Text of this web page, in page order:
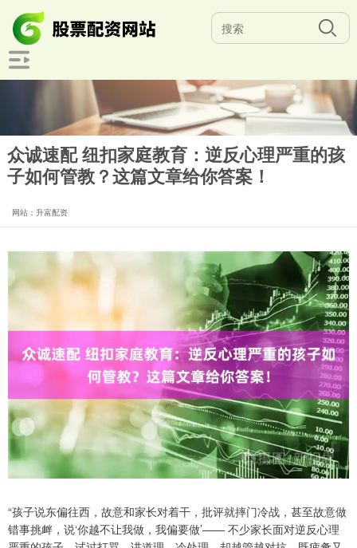
众诚速配 纽扣家庭教育：逆反心理严重的孩
子如何管教？这篇文章给你答案！
网站：升富配资
“孩子说东偏往西，故意和家长对着干，批评就摔门冷战，甚至故意做
错事挑衅，说‘你越不让我做，我偏要做’—— 不少家长面对逆反心理